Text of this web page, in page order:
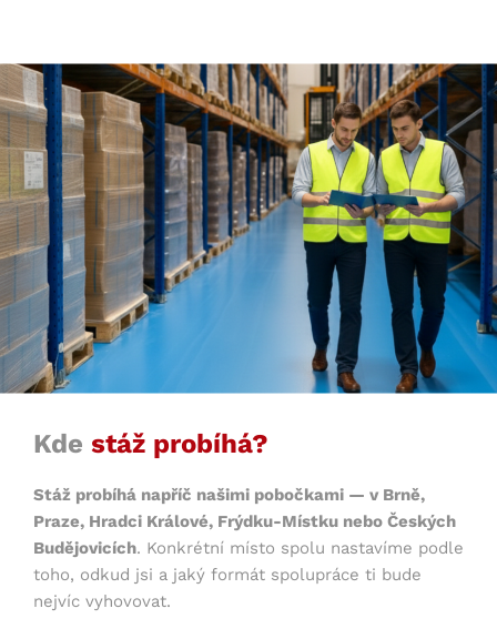
Kde stáž probíhá?
Stáž probíhá napříč našimi pobočkami — v Brně,
Praze, Hradci Králové, Frýdku-Místku nebo Českých
Budějovicích. Konkrétní místo spolu nastavíme podle
toho, odkud jsi a jaký formát spolupráce ti bude
nejvíc vyhovovat.